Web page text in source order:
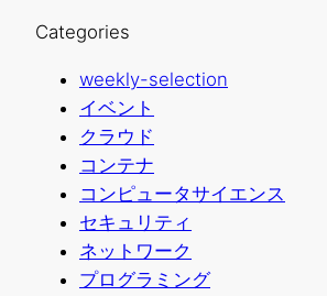
Categories
weekly-selection
イベント
クラウド
コンテナ
コンピュータサイエンス
セキュリティ
ネットワーク
プログラミング